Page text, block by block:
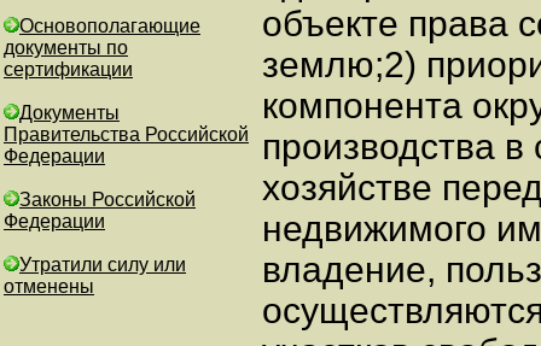
Основополагающие
документы по
сертификации
Документы
Правительства Российской
Федерации
Законы Российской
Федерации
Утратили силу или
отменены